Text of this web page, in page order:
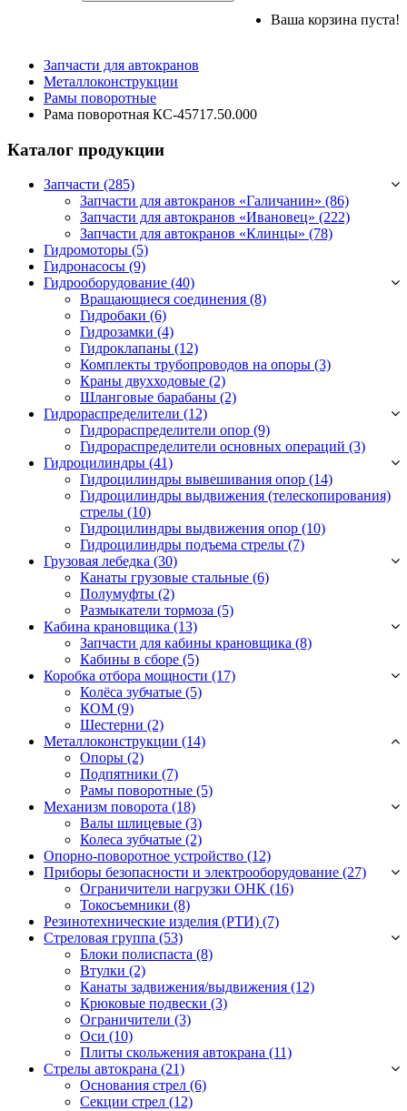
Ваша корзина пуста!
Запчасти для автокранов
Металлоконструкции
Рамы поворотные
Рама поворотная КС-45717.50.000
Каталог продукции
Запчасти (285)
Запчасти для автокранов «Галичанин» (86)
Запчасти для автокранов «Ивановец» (222)
Запчасти для автокранов «Клинцы» (78)
Гидромоторы (5)
Гидронасосы (9)
Гидрооборудование (40)
Вращающиеся соединения (8)
Гидробаки (6)
Гидрозамки (4)
Гидроклапаны (12)
Комплекты трубопроводов на опоры (3)
Краны двухходовые (2)
Шланговые барабаны (2)
Гидрораспределители (12)
Гидрораспределители опор (9)
Гидрораспределители основных операций (3)
Гидроцилиндры (41)
Гидроцилиндры вывешивания опор (14)
Гидроцилиндры выдвижения (телескопирования)
стрелы (10)
Гидроцилиндры выдвижения опор (10)
Гидроцилиндры подъема стрелы (7)
Грузовая лебедка (30)
Канаты грузовые стальные (6)
Полумуфты (2)
Размыкатели тормоза (5)
Кабина крановщика (13)
Запчасти для кабины крановщика (8)
Кабины в сборе (5)
Коробка отбора мощности (17)
Колёса зубчатые (5)
КОМ (9)
Шестерни (2)
Металлоконструкции (14)
Опоры (2)
Подпятники (7)
Рамы поворотные (5)
Механизм поворота (18)
Валы шлицевые (3)
Колеса зубчатые (2)
Опорно-поворотное устройство (12)
Приборы безопасности и электрооборудование (27)
Ограничители нагрузки ОНК (16)
Токосъемники (8)
Резинотехнические изделия (РТИ) (7)
Стреловая группа (53)
Блоки полиспаста (8)
Втулки (2)
Канаты задвижения/выдвижения (12)
Крюковые подвески (3)
Ограничители (3)
Оси (10)
Плиты скольжения автокрана (11)
Стрелы автокрана (21)
Основания стрел (6)
Секции стрел (12)